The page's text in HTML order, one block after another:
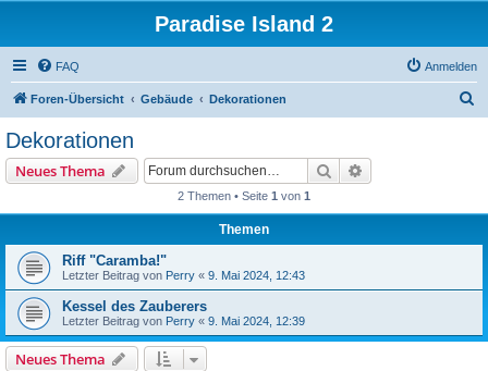
Paradise Island 2
FAQ Anmelden
Foren-Übersicht Gebäude Dekorationen
Dekorationen
Neues Thema Suche
2 Themen • Seite 1 von 1
Themen
Riff "Caramba!"
Letzter Beitrag von Perry « 9. Mai 2024, 12:43
Kessel des Zauberers
Letzter Beitrag von Perry « 9. Mai 2024, 12:39
Neues Thema